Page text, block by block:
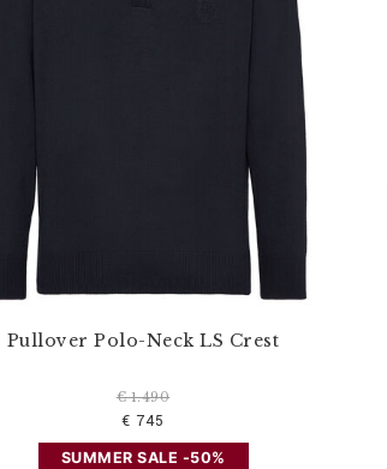
Pullover Polo-Neck LS Crest
€ 1.490
€ 745
SUMMER SALE -50%